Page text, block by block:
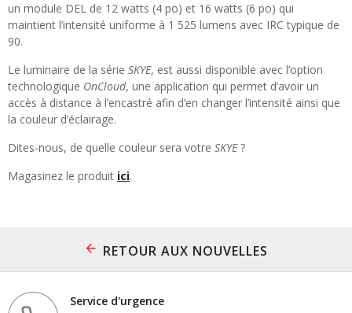
un module DEL de 12 watts (4 po) et 16 watts (6 po) qui
maintient l’intensité uniforme à 1 525 lumens avec IRC typique de
90.
Le luminaire de la série SKYE, est aussi disponible avec l’option
technologique OnCloud, une application qui permet d’avoir un
accès à distance à l’encastré afin d’en changer l’intensité ainsi que
la couleur d’éclairage.
Dites-nous, de quelle couleur sera votre SKYE?
Magasinez le produit ici.
RETOUR AUX NOUVELLES
Service d'urgence